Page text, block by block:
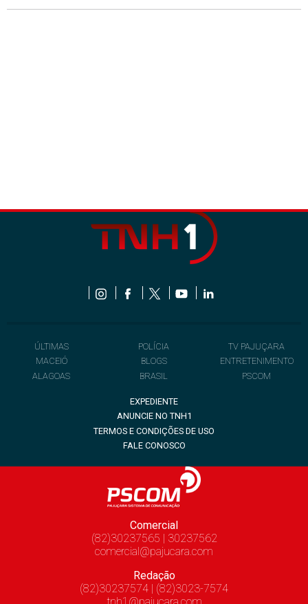
ÚLTIMAS
MACEIÓ
ALAGOAS
POLÍCIA
BLOGS
BRASIL
TV PAJUÇARA
ENTRETENIMENTO
PSCOM
EXPEDIENTE
ANUNCIE NO TNH1
TERMOS E CONDIÇÕES DE USO
FALE CONOSCO
Comercial
(82)30237565 | 30237562
comercial@pajucara.com
Redação
(82)30237574 | (82)3023-7574
tnh1@pajucara.com